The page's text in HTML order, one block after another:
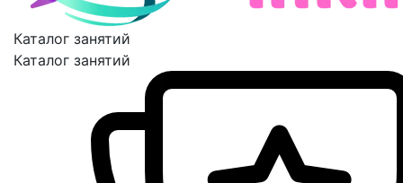
Каталог занятий
Каталог занятий